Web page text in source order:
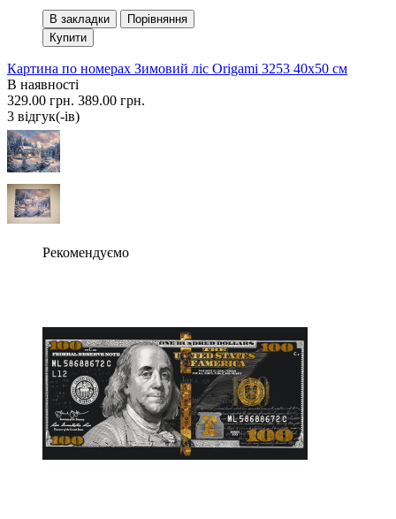
В закладки
Порівняння
Купити
Картина по номерах Зимовий ліс Origami 3253 40x50 см
В наявності
329.00 грн. 389.00 грн.
3 вiдгук(-iв)
Рекомендуємо